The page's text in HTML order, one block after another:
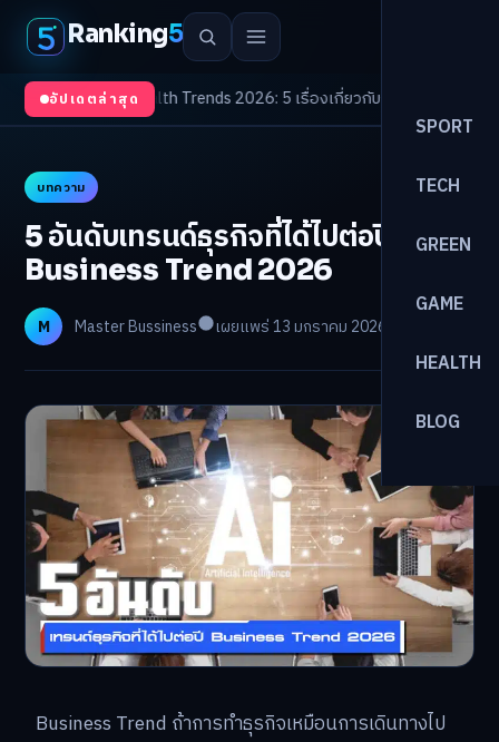
Ranking5
SPORT
TECH
GREEN
GAME
HEALTH
BLOG
อัปเดตล่าสุด
/Health Trends 2026: 5 เรื่องเกี่ยวกับการแพทย์ที่ควรรู้
บทความ
5 อันดับเทรนด์ธุรกิจที่ได้ไปต่อปี
Business Trend 2026
M Master Bussiness เผยแพร่ 13 มกราคม 2026
Business Trend ถ้าการทำธุรกิจเหมือนการเดินทางไป